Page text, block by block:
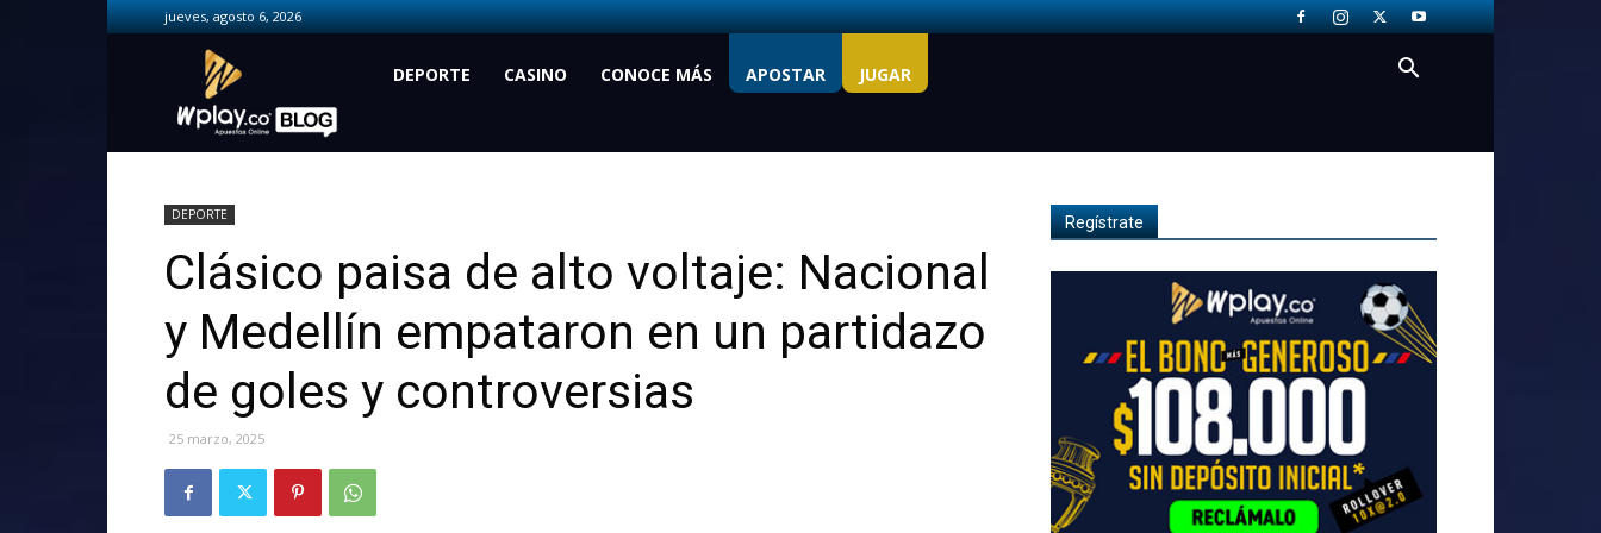
jueves, agosto 6, 2026
Wplay.co
DEPORTE CASINO CONOCE MÁS APOSTAR JUGAR
DEPORTE
Clásico paisa de alto voltaje: Nacional
y Medellín empataron en un partidazo
de goles y controversias
25 marzo, 2025
Regístrate